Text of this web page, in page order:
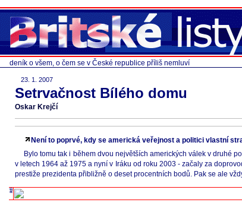
deník o všem, o čem se v České republice příliš nemluví
23. 1. 2007
Setrvačnost Bílého domu
Oskar Krejčí
Není to poprvé, kdy se americká veřejnost a politici vlastní
Bylo tomu tak i během dvou největších amerických válek v druhé
v letech 1964 až 1975 a nyní v Iráku od roku 2003 - začaly za
prestiže prezidenta přibližně o deset procentních bodů. Pak se ale